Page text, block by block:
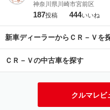
神奈川県川崎市宮前区
187投稿 444いいね
新車ディーラーからＣＲ－Ｖを
ＣＲ－Ｖの中古車を探す
クルマレビ